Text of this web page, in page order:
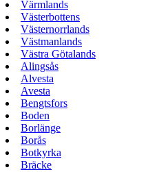
Värmlands
Västerbottens
Västernorrlands
Västmanlands
Västra Götalands
Alingsås
Alvesta
Avesta
Bengtsfors
Boden
Borlänge
Borås
Botkyrka
Bräcke